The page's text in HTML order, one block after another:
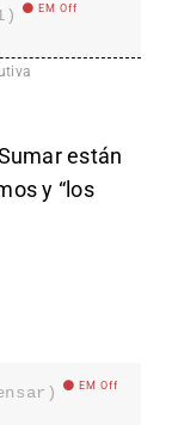
EM Off
están
y “los
EM Off